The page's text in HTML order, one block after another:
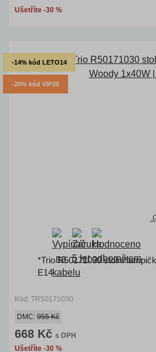
Ušetříte -30 %
-14% kód LETO14
-20% kód VIP20
*Trio R50171030 stolní
E14
Kód: TR50171030
DMC: 955 Kč
668 Kč s DPH
Ušetříte -30 %